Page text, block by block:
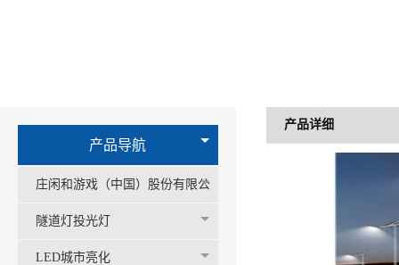
产品导航
庄闲和游戏（中国）股份有限公
司-官网
隧道灯投光灯
LED城市亮化
产品详细